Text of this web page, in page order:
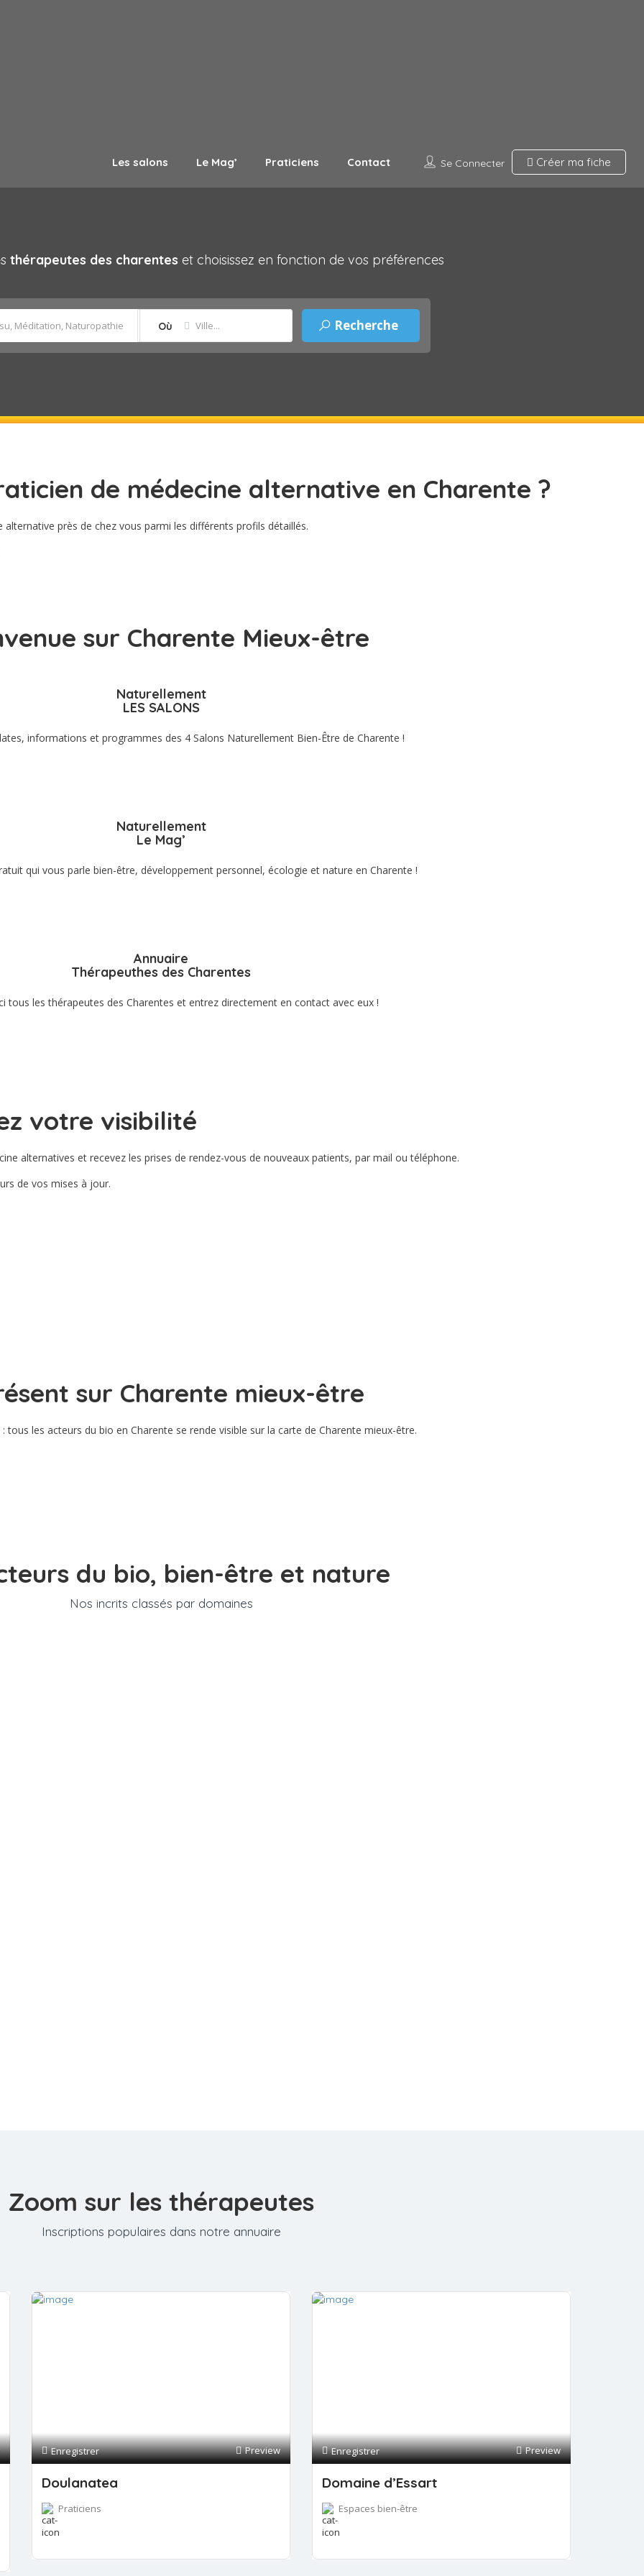
Se Connecter Créer ma fiche
Les salons Le Mag’ Praticiens Contact
thérapeutes des charentes et choisissez en fonction de vos préférences
Où
de médecine alternative en Charente ?
près de chez vous parmi les différents profils détaillés.
sur Charente Mieux-être
Naturellement
LES SALONS
informations et programmes des 4 Salons Naturellement Bien-Être de Charente !
Naturellement
Le Mag’
qui vous parle bien-être, développement personnel, écologie et nature en Charente !
Annuaire
Thérapeuthes des Charentes
tous les thérapeutes des Charentes et entrez directement en contact avec eux !
votre visibilité
alternatives et recevez les prises de rendez-vous de nouveaux patients, par mail ou téléphone.
de vos mises à jour.
sur Charente mieux-être
les acteurs du bio en Charente se rende visible sur la carte de Charente mieux-être.
du bio, bien-être et nature
Nos incrits classés par domaines
Zoom sur les thérapeutes
Inscriptions populaires dans notre annuaire
Enregistrer Preview
Doulanatea
Praticiens
Enregistrer Preview
Domaine d’Essart
Espaces bien-être